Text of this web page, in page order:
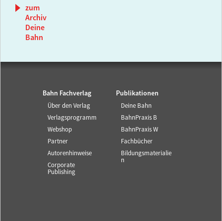
zum
Archiv
Deine
Bahn
Bahn Fachverlag
Über den Verlag
Verlagsprogramm
Webshop
Partner
Autorenhinweise
Corporate
Publishing
Publikationen
Deine Bahn
BahnPraxis B
BahnPraxis W
Fachbücher
Bildungsmaterialie
n